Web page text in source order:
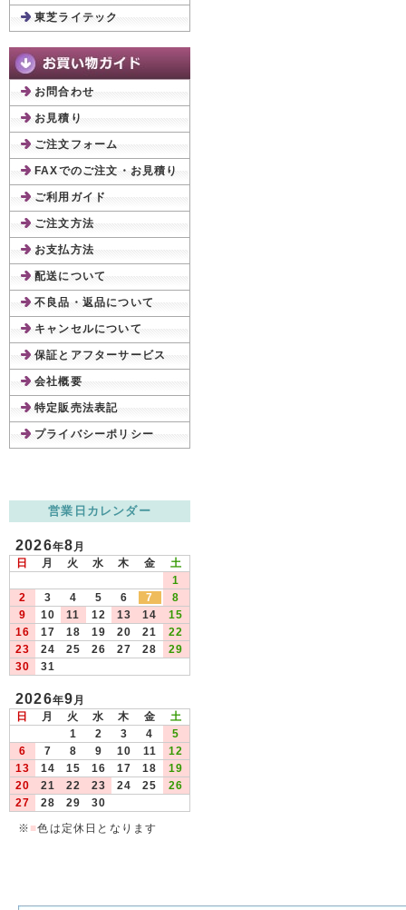
東芝ライテック
お問合わせ
お見積り
ご注文フォーム
FAXでのご注文・お見積り
ご利用ガイド
ご注文方法
お支払方法
配送について
不良品・返品について
キャンセルについて
保証とアフターサービス
会社概要
特定販売法表記
プライバシーポリシー
営業日カレンダー
2026年8月
日
月 火 水 木 金
土
1
2
3 4 5 6 7
8
9
10 11 12 13 14
15
16
17 18 19 20 21
22
23
24 25 26 27 28
29
30
31
2026年9月
日
月 火 水 木 金
土
1
2 3 4
5
6
7 8 9 10 11
12
13
14 15 16 17 18
19
20
21 22 23 24 25
26
27
28 29
30
※ ■色は定休日となります